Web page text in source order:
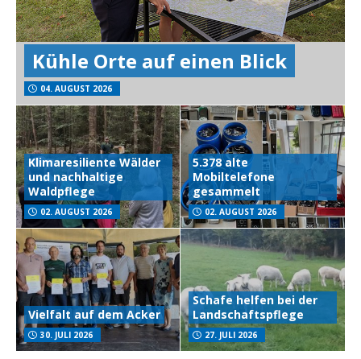
Kühle Orte auf einen Blick
04. AUGUST 2026
Klimaresiliente Wälder
und nachhaltige
Waldpflege
02. AUGUST 2026
5.378 alte
Mobiltelefone
gesammelt
02. AUGUST 2026
Vielfalt auf dem Acker
30. JULI 2026
Schafe helfen bei der
Landschaftspflege
27. JULI 2026